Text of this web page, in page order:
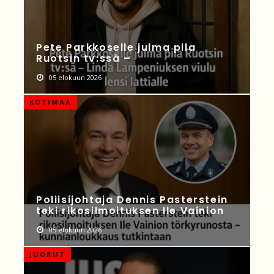
Pete Parkkoselle julma pila
Ruotsin tv:ssä –
05 elokuun 2026
KOTIMAA
Poliisijohtaja Dennis Pasterstein
teki rikosilmoituksen Ile Vainion
05 elokuun 2026
JUORUT